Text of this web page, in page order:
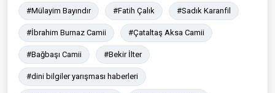
#Mülayim Bayındır #Fatih Çalık #Sadık Karanfil
#İbrahim Burnaz Camii #Çataltaş Aksa Camii
#Bağbaşı Camii #Bekir İlter
#dini bilgiler yarışması haberleri